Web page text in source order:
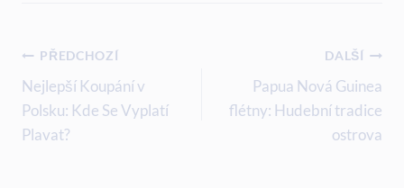
Navigace
Pro
Příspěvek
PŘEDCHOZÍ
Nejlepší Koupání v
Polsku: Kde Se Vyplatí
Plavat?
DALŠÍ
Papua Nová Guinea
flétny: Hudební tradice
ostrova